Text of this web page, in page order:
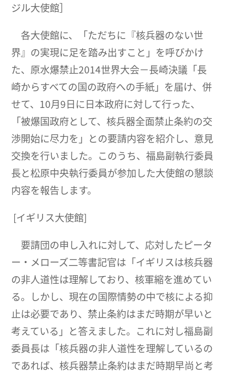
ジル大使館］
各大使館に、「ただちに『核兵器のない世
界』の実現に足を踏み出すこと」を呼びかけ
た、原水爆禁止2014世界大会－長崎決議「長
崎からすべての国の政府への手紙」を届け、併
せて、10月9日に日本政府に対して行った、
「被爆国政府として、核兵器全面禁止条約の交
渉開始に尽力を」との要請内容を紹介し、意見
交換を行いました。このうち、福島副執行委員
長と松原中央執行委員が参加した大使館の懇談
内容を報告します。
[イギリス大使館]
要請団の申し入れに対して、応対したピータ
ー・メローズ二等書記官は「イギリスは核兵器
の非人道性は理解しており、核軍縮を進めてい
る。しかし、現在の国際情勢の中で核による抑
止は必要であり、禁止条約はまだ時期が早いと
考えている」と答えました。これに対し福島副
委員長は「核兵器の非人道性を理解しているの
であれば、核兵器禁止条約はまだ時期早尚と考